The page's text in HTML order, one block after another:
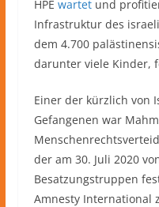
HPE wartetund
Infrastruktur des
dem 4.700
darunter viele Kinder,
Einer der kürzlich von
Gefangenen war
der am 30. Juli 2020
Besatzungstruppen
Amnesty International